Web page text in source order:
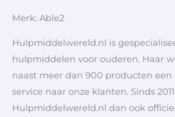
Merk: Able2
Hulpmiddelwereld.nl is
hulpmiddelen voor ouderen. Haar
naast meer dan 900 producten
service naar onze klanten. Sinds
Hulpmiddelwereld.nl dan ook